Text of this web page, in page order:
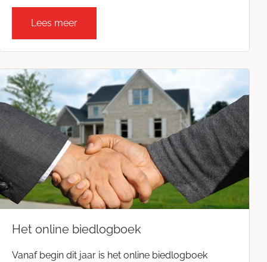
Lees meer
Het online biedlogboek
Vanaf begin dit jaar is het online biedlogboek